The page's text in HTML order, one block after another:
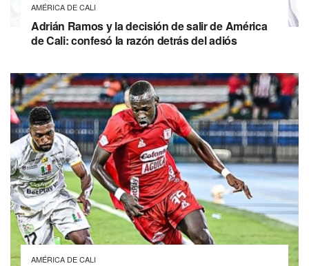
AMÉRICA DE CALI
Adrián Ramos y la decisión de salir de América
de Cali: confesó la razón detrás del adiós
AMÉRICA DE CALI